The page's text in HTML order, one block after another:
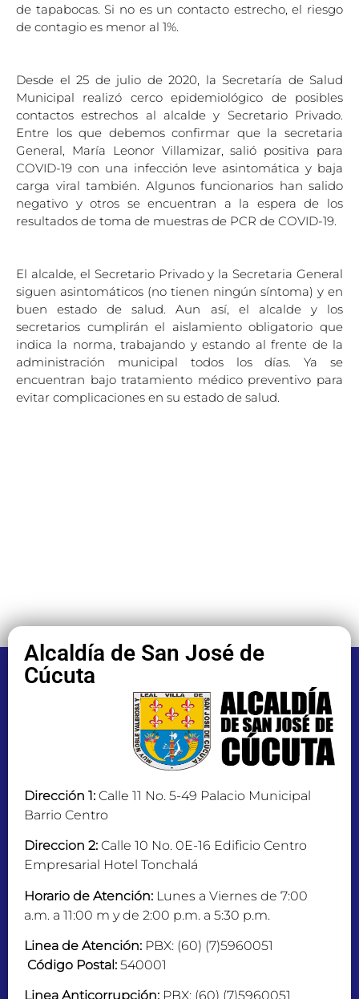
de tapabocas. Si no es un contacto estrecho, el riesgo
de contagio es menor al 1%.
Desde el 25 de julio de 2020, la Secretaría de Salud
Municipal realizó cerco epidemiológico de posibles
contactos estrechos al alcalde y Secretario Privado.
Entre los que debemos confirmar que la secretaria
General, María Leonor Villamizar, salió positiva para
COVID-19 con una infección leve asintomática y baja
carga viral también. Algunos funcionarios han salido
negativo y otros se encuentran a la espera de los
resultados de toma de muestras de PCR de COVID-19.
El alcalde, el Secretario Privado y la Secretaria General
siguen asintomáticos (no tienen ningún síntoma) y en
buen estado de salud. Aun así, el alcalde y los
secretarios cumplirán el aislamiento obligatorio que
indica la norma, trabajando y estando al frente de la
administración municipal todos los días. Ya se
encuentran bajo tratamiento médico preventivo para
evitar complicaciones en su estado de salud.
Alcaldía de San José de
Cúcuta
Dirección 1: Calle 11 No. 5-49 Palacio Municipal
Barrio Centro
Direccion 2: Calle 10 No. 0E-16 Edificio Centro
Empresarial Hotel Tonchalá
Horario de Atención: Lunes a Viernes de 7:00
a.m. a 11:00 m y de 2:00 p.m. a 5:30 p.m.
Linea de Atención: PBX: (60) (7)5960051
Código Postal: 540001
Linea Anticorrupción: PBX: (60) (7)5960051